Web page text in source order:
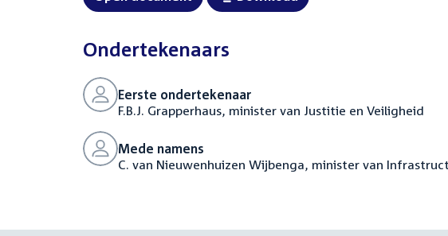
Ondertekenaars
Eerste ondertekenaar
F.B.J. Grapperhaus, minister van Justitie en Veiligheid
Mede namens
C. van Nieuwenhuizen Wijbenga, minister van